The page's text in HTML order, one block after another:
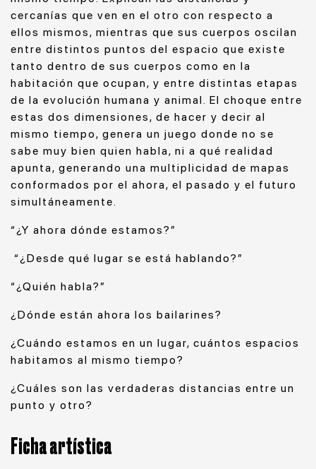
cercanías que ven en el otro con respecto a
ellos mismos, mientras que sus cuerpos oscilan
entre distintos puntos del espacio que existe
tanto dentro de sus cuerpos como en la
habitación que ocupan, y entre distintas etapas
de la evolución humana y animal. El choque entre
estas dos dimensiones, de hacer y decir al
mismo tiempo, genera un juego donde no se
sabe muy bien quien habla, ni a qué realidad
apunta, generando una multiplicidad de mapas
conformados por el ahora, el pasado y el futuro
simultáneamente.
“¿Y ahora dónde estamos?”
“¿Desde qué lugar se está hablando?”
“¿Quién habla?”
¿Dónde están ahora los bailarines?
¿Cuándo estamos en un lugar, cuántos espacios
habitamos al mismo tiempo?
¿Cuáles son las verdaderas distancias entre un
punto y otro?
Ficha artística